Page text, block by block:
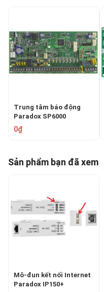
Trung tâm báo động
Paradox SP6000
0₫
Sản phẩm bạn đã xem
Mô-đun kết nối Internet
Paradox IP150+